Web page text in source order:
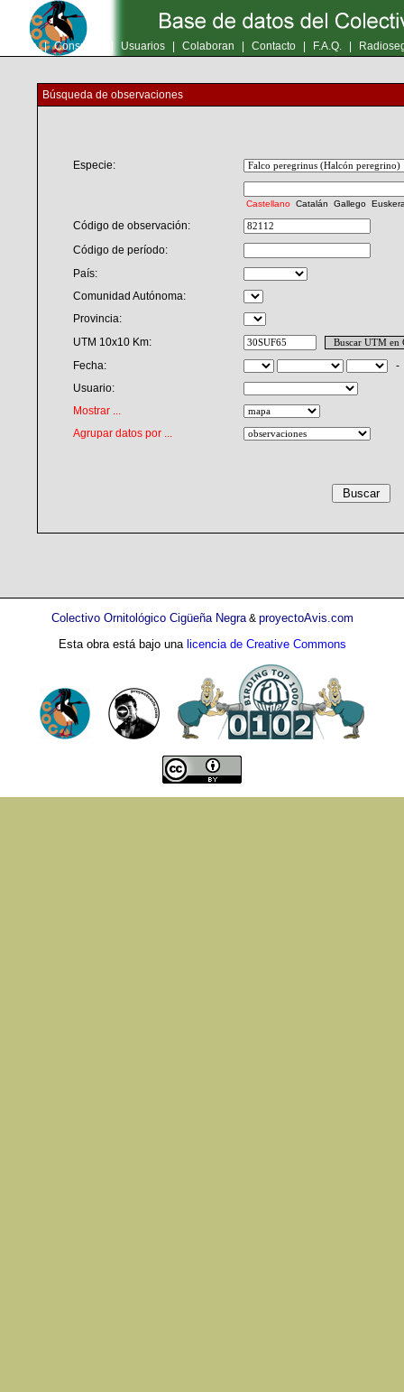
Inicio | Consultas Usuarios Colaboran Contacto F.A.Q.
Búsqueda de observaciones
Especie:
Castellano Catalán Gallego
Código de observación:
Código de período:
País:
Comunidad Autónoma:
Provincia:
UTM 10x10 Km:
Fecha:
Usuario:
Mostrar ...
Agrupar datos por ...
Colectivo Ornitológico Cigüeña Negra& proyectoAvis.com
Esta obra está bajo una licencia de Creative Commons